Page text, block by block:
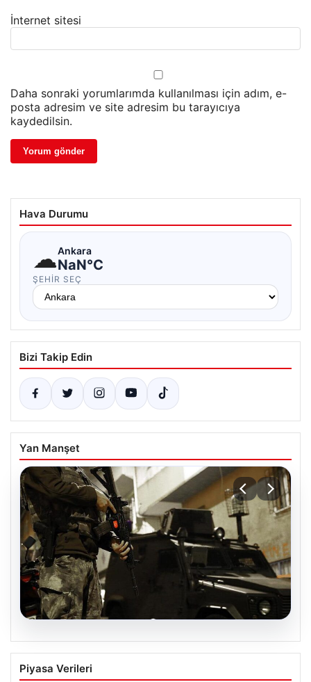
İnternet sitesi
Daha sonraki yorumlarımda kullanılması için adım, e-
posta adresim ve site adresim bu tarayıcıya
kaydedilsin.
Hava Durumu
☁Ankara
NaN°C
ŞEHIR SEÇ
Bizi Takip Edin
Yan Manşet
Terör Örgütü DAEŞ’e Karşı Geniş
Kapsamlı Operasyonlar
Piyasa Verileri